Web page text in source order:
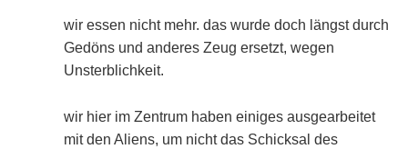
wir essen nicht mehr. das wurde doch längst durch
Gedöns und anderes Zeug ersetzt, wegen
Unsterblichkeit.
wir hier im Zentrum haben einiges ausgearbeitet
mit den Aliens, um nicht das Schicksal des